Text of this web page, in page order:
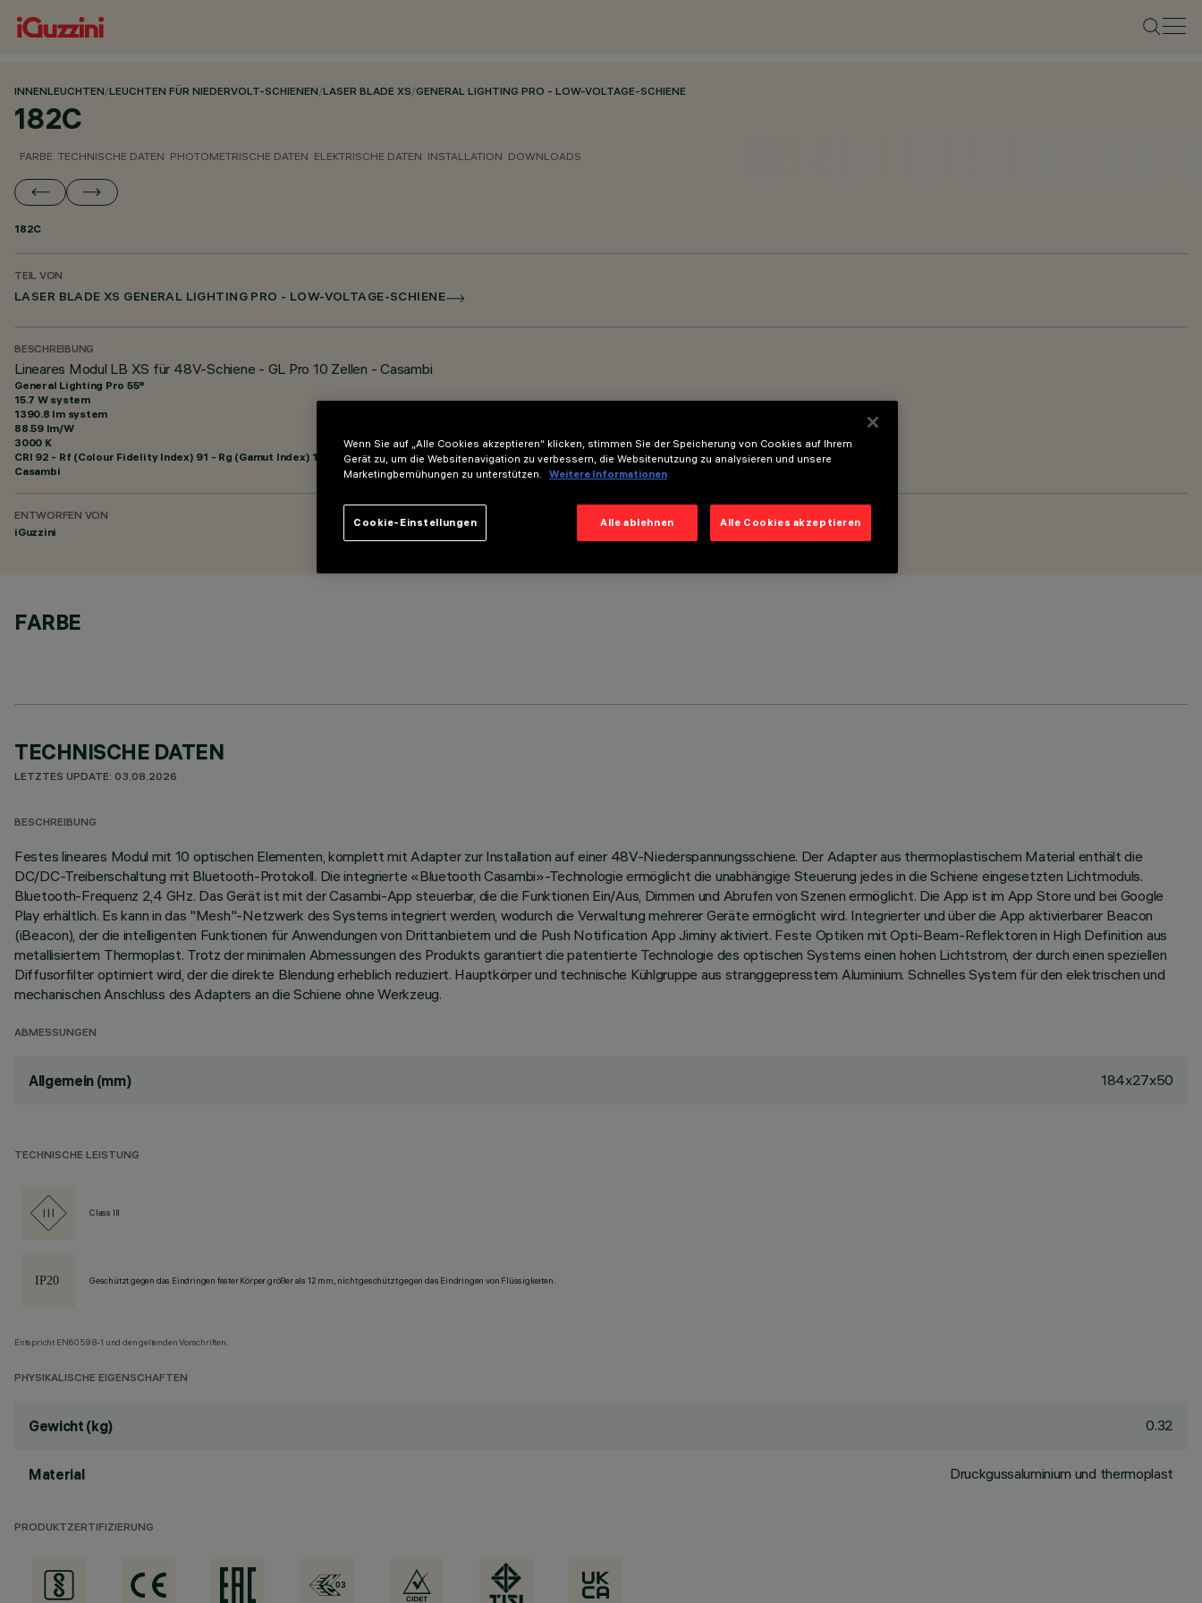
INNENLEUCHTEN/LEUCHTEN FÜR NIEDERVOLT-SCHIENEN/LASER BLADE XS/GENERAL LIGHTING PRO - LOW-VOLTAGE-SCHIENE
182C
FARBE TECHNISCHE DATEN PHOTOMETRISCHE DATEN ELEKTRISCHE DATEN INSTALLATION DOWNLOADS
182C
TEIL VON
LASER BLADE XS GENERAL LIGHTING PRO - LOW-VOLTAGE-SCHIENE
BESCHREIBUNG
Lineares Modul LB XS für 48V-Schiene - GL Pro 10 Zellen - Casambi
General Lighting Pro 55°
15.7 W system
1390.8 lm system
88.59 lm/W
3000 K
CRI 92 - Rf (Colour Fidelity Index) 91 - Rg (Gamut Index) 102
Casambi
ENTWORFEN VON
iGuzzini
FARBE
TECHNISCHE DATEN
LETZTES UPDATE: 03.08.2026
BESCHREIBUNG
Festes lineares Modul mit 10 optischen Elementen, komplett mit Adapter zur Installation auf einer 48V-Niederspannungsschiene. Der Adapter aus thermoplastischem Material enthält die
DC/DC-Treiberschaltung mit Bluetooth-Protokoll. Die integrierte «Bluetooth Casambi»-Technologie ermöglicht die unabhängige Steuerung jedes in die Schiene eingesetzten Lichtmoduls.
Bluetooth-Frequenz 2,4 GHz. Das Gerät ist mit der Casambi-App steuerbar, die die Funktionen Ein/Aus, Dimmen und Abrufen von Szenen ermöglicht. Die App ist im App Store und bei Google
Play erhältlich. Es kann in das "Mesh"-Netzwerk des Systems integriert werden, wodurch die Verwaltung mehrerer Geräte ermöglicht wird. Integrierter und über die App aktivierbarer Beacon
(iBeacon), der die intelligenten Funktionen für Anwendungen von Drittanbietern und die Push Notification App Jiminy aktiviert. Feste Optiken mit Opti-Beam-Reflektoren in High Definition aus
metallisiertem Thermoplast. Trotz der minimalen Abmessungen des Produkts garantiert die patentierte Technologie des optischen Systems einen hohen Lichtstrom, der durch einen speziellen
Diffusorfilter optimiert wird, der die direkte Blendung erheblich reduziert. Hauptkörper und technische Kühlgruppe aus stranggepresstem Aluminium. Schnelles System für den elektrischen und
mechanischen Anschluss des Adapters an die Schiene ohne Werkzeug.
ABMESSUNGEN
Allgemein (mm) 184x27x50
TECHNISCHE LEISTUNG
Class III
Geschützt gegen das Eindringen fester Körper größer als 12 mm, nicht geschützt gegen das Eindringen von Flüssigkeiten.
Entspricht EN60598-1 und den geltenden Vorschriften.
PHYSIKALISCHE EIGENSCHAFTEN
Gewicht (kg) 0.32
Material Druckgussaluminium und thermoplast
PRODUKTZERTIFIZIERUNG
Wenn Sie auf „Alle Cookies akzeptieren“ klicken, stimmen Sie der Speicherung von Cookies auf Ihrem
Gerät zu, um die Websitenavigation zu verbessern, die Websitenutzung zu analysieren und unsere
Marketingbemühungen zu unterstützen.
Weitere Informationen
Alle ablehnen Alle Cookies akzeptieren
Cookie-Einstellungen